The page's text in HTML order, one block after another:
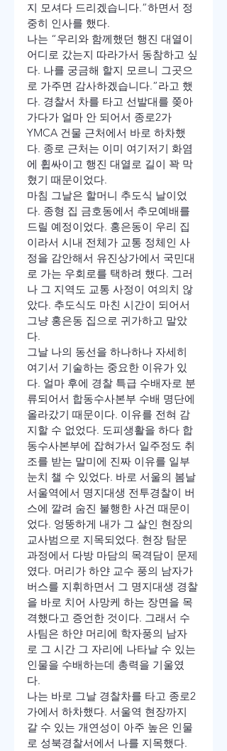
지 모셔다 드리겠습니다.”하면서 정
중히 인사를 했다.
나는 “우리와 함께했던 행진 대열이
어디로 갔는지 따라가서 동참하고 싶
다. 나를 궁금해 할지 모르니 그곳으
로 가주면 감사하겠습니다.”라고 했
다. 경찰서 차를 타고 선발대를 쫒아
가다가 얼마 안 되어서 종로2가
YMCA 건물 근처에서 바로 하차했
다. 종로 근처는 이미 여기저기 화염
에 휩싸이고 행진 대열로 길이 꽉 막
혔기 때문이었다.
마침 그날은 할머니 추도식 날이었
다. 종형 집 금호동에서 추모예배를
드릴 예정이었다. 홍은동이 우리 집
이라서 시내 전체가 교통 정체인 사
정을 감안해서 유진상가에서 국민대
로 가는 우회로를 택하려 했다. 그러
나 그 지역도 교통 사정이 여의치 않
았다. 추도식도 마친 시간이 되어서
그냥 홍은동 집으로 귀가하고 말았
다.
그날 나의 동선을 하나하나 자세히
여기서 기술하는 중요한 이유가 있
다. 얼마 후에 경찰 특급 수배자로 분
류되어서 합동수사본부 수배 명단에
올라갔기 때문이다. 이유를 전혀 감
지할 수 없었다. 도피생활을 하다 합
동수사본부에 잡혀가서 일주정도 취
조를 받는 말미에 진짜 이유를 일부
눈치 챌 수 있었다. 바로 서울의 봄날
서울역에서 명지대생 전투경찰이 버
스에 깔려 숨진 불행한 사건 때문이
었다. 엉뚱하게 내가 그 살인 현장의
교사범으로 지목되었다. 현장 탐문
과정에서 다방 마담의 목격담이 문제
였다. 머리가 하얀 교수 풍의 남자가
버스를 지휘하면서 그 명지대생 경찰
을 바로 치어 사망케 하는 장면을 목
격했다고 증언한 것이다. 그래서 수
사팀은 하얀 머리에 학자풍의 남자
로 그 시간 그 자리에 나타날 수 있는
인물을 수배하는데 총력을 기울였
다.
나는 바로 그날 경찰차를 타고 종로2
가에서 하차했다. 서울역 현장까지
갈 수 있는 개연성이 아주 높은 인물
로 성북경찰서에서 나를 지목했다.